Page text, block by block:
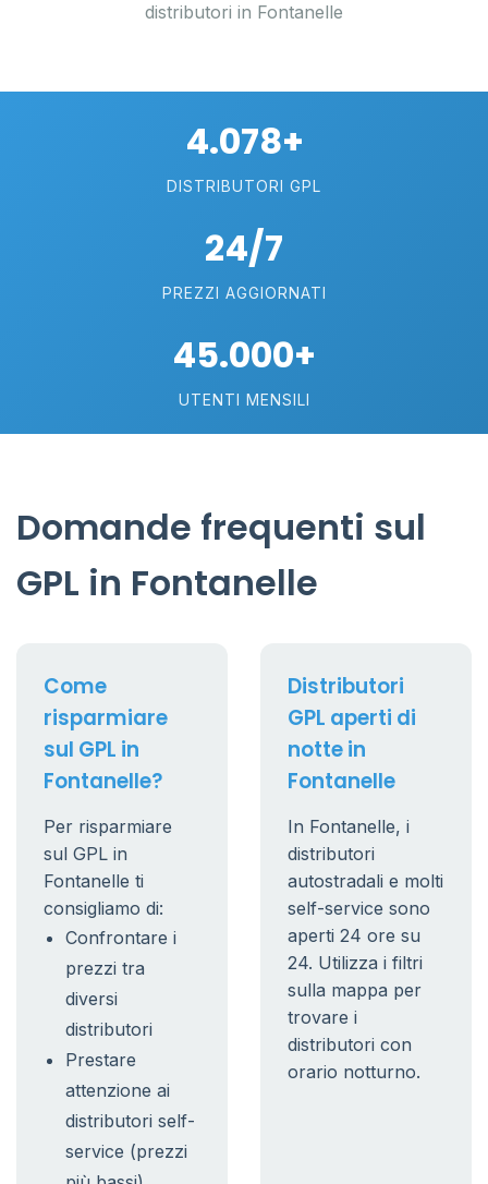
distributori in Fontanelle
4.078+
DISTRIBUTORI GPL
24/7
PREZZI AGGIORNATI
45.000+
UTENTI MENSILI
Domande frequenti sul
GPL in Fontanelle
Come
risparmiare
sul GPL in
Fontanelle?
Per risparmiare
sul GPL in
Fontanelle ti
consigliamo di:
Confrontare i
prezzi tra
diversi
distributori
Prestare
attenzione ai
distributori self-
service (prezzi
Distributori
GPL aperti di
notte in
Fontanelle
In Fontanelle, i
distributori
autostradali e molti
self-service sono
aperti 24 ore su
24. Utilizza i filtri
sulla mappa per
trovare i
distributori con
orario notturno.